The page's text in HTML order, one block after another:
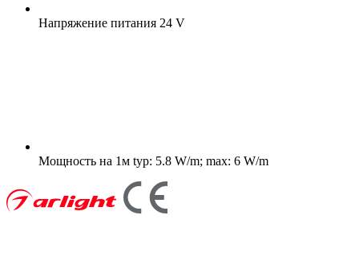
Напряжение питания 24 V
Мощность на 1м typ: 5.8 W/m; max: 6 W/m